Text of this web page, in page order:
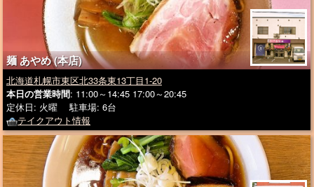
麺 あやめ (本店)
北海道札幌市東区北33条東13丁目1-20
本日の営業時間: 11:00～14:45 17:00～20:45
定休日: 火曜 駐車場: 6台
テイクアウト情報